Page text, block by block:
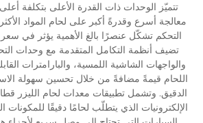
تتميّز الوحدات ذات القدرة الأعلى بتكلفة
معالجة أسرع وقدرةً أكبر على لحام المواد
التحكم تشكّل عنصرًا بالغ الأهمية يؤثر في سعر
والواجهات الشاشية اللمسية، والبارامترات
اللحام قيمةً مضافةً من خلال تحسين سهولة
الدقيق. وتشمل تطبيقات معدات لحام الليزر
الإلكترونيات الذي يتطلّب لحامًا دقيقًا